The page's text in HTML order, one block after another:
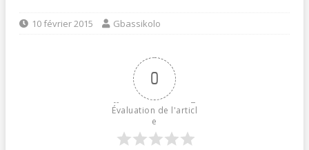
10 février 2015 Gbassikolo
0
Évaluation de l'articl
e